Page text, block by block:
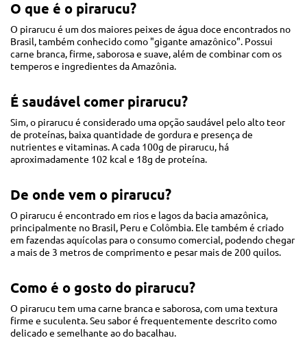
O que é o pirarucu?
O pirarucu é um dos maiores peixes de água doce encontrados no
Brasil, também conhecido como "gigante amazônico". Possui
carne branca, firme, saborosa e suave, além de combinar com os
temperos e ingredientes da Amazônia.
É saudável comer pirarucu?
Sim, o pirarucu é considerado uma opção saudável pelo alto teor
de proteínas, baixa quantidade de gordura e presença de
nutrientes e vitaminas. A cada 100g de pirarucu, há
aproximadamente 102 kcal e 18g de proteína.
De onde vem o pirarucu?
O pirarucu é encontrado em rios e lagos da bacia amazônica,
principalmente no Brasil, Peru e Colômbia. Ele também é criado
em fazendas aquícolas para o consumo comercial, podendo chegar
a mais de 3 metros de comprimento e pesar mais de 200 quilos.
Como é o gosto do pirarucu?
O pirarucu tem uma carne branca e saborosa, com uma textura
firme e suculenta. Seu sabor é frequentemente descrito como
delicado e semelhante ao do bacalhau.